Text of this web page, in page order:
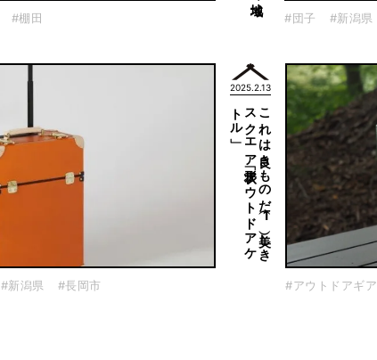
#棚田 #団子 #新潟県
#新潟県 #長岡市
2025.2.13
こ
れ
は
良き
も
の
だ
（1
）美し
き
ス
ク
エ
ア
形状「ア
ウ
ト
ド
ア
ケ
ト
ル
」
#アウトドアギア